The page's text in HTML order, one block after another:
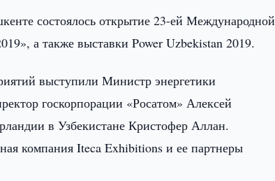
состоялось открытие 23-ей Международной
а также выставки Power Uzbekistan 2019.
выступили Министр энергетики
госкорпорации «Росатом» Алексей
в Узбекистане Кристофер Аллан.
компания Iteca Exhibitions и ее партнеры